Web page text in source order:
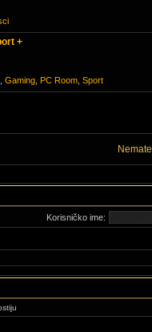
+
Gaming PC Room Sport
Korisničko ime: